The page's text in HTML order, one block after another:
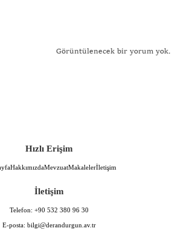
Görüntülenecek bir yorum yok.
Hızlı Erişim
HakkımızdaMevzuatMakalelerİletişim
İletişim
Telefon: +90 532 380 96 30
E-posta: bilgi@derandurgun.av.tr